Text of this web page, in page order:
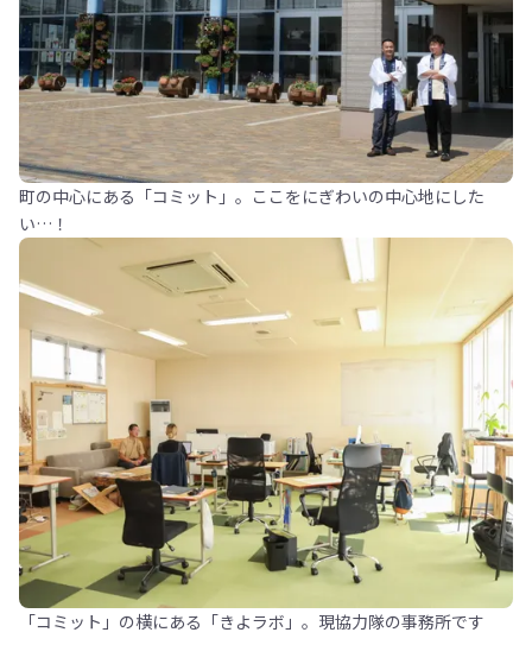
町の中心にある「コミット」。ここをにぎわいの中心地にした
い…！
「コミット」の横にある「きよラボ」。現協力隊の事務所です